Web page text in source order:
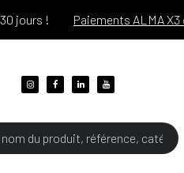
! Paiements ALMA X3 et X4